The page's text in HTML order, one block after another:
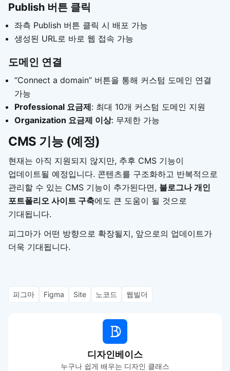
Publish 버튼 클릭
좌측 Publish 버튼 클릭 시 배포 가능
생성된 URL로 바로 웹 접속 가능
도메인 연결
“Connect a domain” 버튼을 통해 커스텀 도메인 연결
가능
Professional 요금제: 최대 10개 커스텀 도메인 지원
Organization 요금제 이상: 무제한 가능
CMS 기능 (예정)
현재는 아직 지원되지 않지만, 추후 CMS 기능이
업데이트될 예정입니다. 콘텐츠를 구조화하고 반복적으로
관리할 수 있는 CMS 기능이 추가된다면, 블로그나 개인
포트폴리오 사이트 구축에도 큰 도움이 될 것으로
기대됩니다.
피그마가 어떤 방향으로 확장될지, 앞으로의 업데이트가
더욱 기대됩니다.
피그마 Figma Site 노코드 웹빌더
디자인베이스
누구나 쉽게 배우는 디자인 클래스